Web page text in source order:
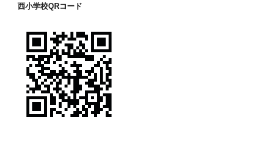
西小学校QRコード